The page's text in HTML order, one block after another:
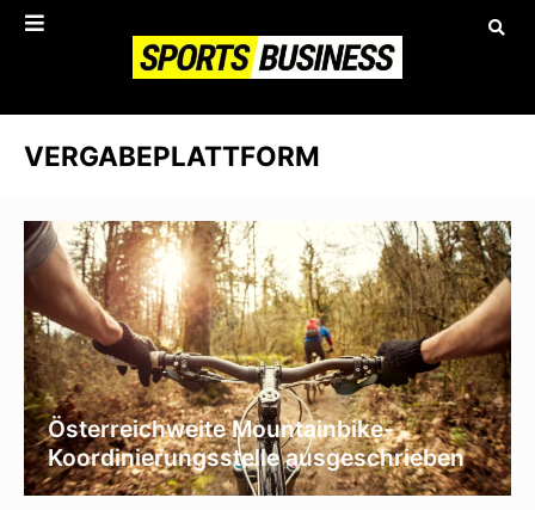
VERGABEPLATTFORM
Österreichweite Mountainbike-
Koordinierungsstelle ausgeschrieben